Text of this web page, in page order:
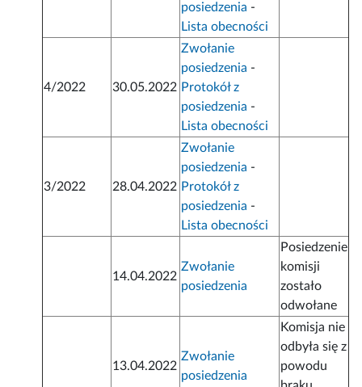
posiedzenia -
Lista obecności
4/2022 30.05.2022
Zwołanie
posiedzenia -
Protokół z
posiedzenia -
Lista obecności
3/2022 28.04.2022
Zwołanie
posiedzenia -
Protokół z
posiedzenia -
Lista obecności
14.04.2022
Zwołanie
posiedzenia
Posiedzenie
komisji
zostało
odwołane
13.04.2022
Zwołanie
posiedzenia
Komisja nie
odbyła się z
powodu